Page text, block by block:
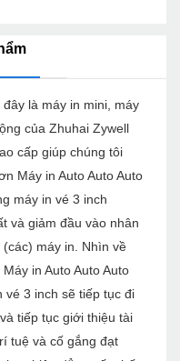
là máy in mini, máy
của Zhuhai Zywell
cấp giúp chúng tôi
Máy in Auto Auto Auto
máy in vé 3 inch
và giảm đầu vào nhân
máy in. Nhìn về
in Auto Auto Auto
vé 3 inch sẽ tiếp tục đi
tiếp tục giới thiệu tài
tuệ và cố gắng đạt